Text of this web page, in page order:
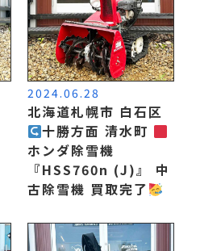
2024.06.28
北海道札幌市 白石区
十勝方面 清水町
ホンダ除雪機
『HSS760n (J)』 中
古除雪機 買取完了